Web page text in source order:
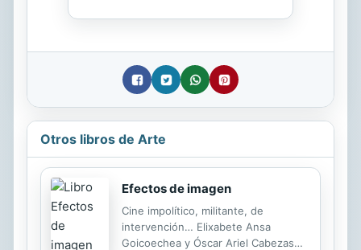
Otros libros de Arte
Efectos de imagen
Cine impolítico, militante, de
intervención… Elixabete Ansa
Goicoechea y Óscar Ariel Cabezas